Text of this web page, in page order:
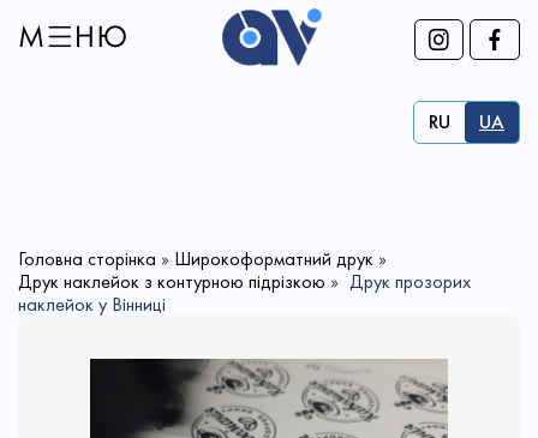
RU UA
Головна сторінка » Широкоформатний друк »
Друк наклейок з контурною підрізкою » Друк прозорих
наклейок у Вінниці